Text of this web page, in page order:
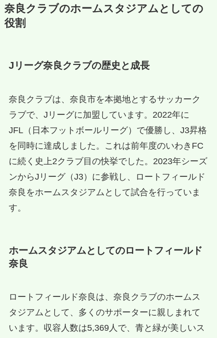
奈良クラブのホームスタジアムとしての
役割
Jリーグ奈良クラブの歴史と成長
奈良クラブは、奈良市を本拠地とするサッカーク
ラブで、Jリーグに加盟しています。2022年に
JFL（日本フットボールリーグ）で優勝し、J3昇格
を同時に達成しました。これは前年度のいわきFC
に続く史上2クラブ目の快挙でした。2023年シーズ
ンからJリーグ（J3）に参戦し、ロートフィールド
奈良をホームスタジアムとして試合を行っていま
す。
ホームスタジアムとしてのロートフィールド
奈良
ロートフィールド奈良は、奈良クラブのホームス
タジアムとして、多くのサポーターに親しまれて
います。収容人数は5,369人で、青と緑が美しいス